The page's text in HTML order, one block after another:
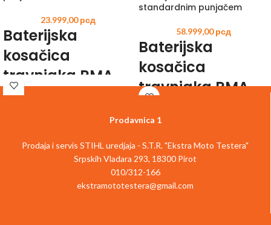
23.999,00рсд
Baterijska
kosačica
travnjaka RMA
235 u kompletu
standardnim
standardnim punjačem
58.999,00рсд
Baterijska
kosačica
travnjaka RMA
sa AK 20
baterijom i AL 101
standardnim
punjačem: za
Prodavnica 1
Prodaja i servis STIHL uredjaja - S.T.R. "Ekstra Moto Testera"
Srpskih Vladara 293, 18300 Pirot
010/312-166
ekstramototestera@gmail.com